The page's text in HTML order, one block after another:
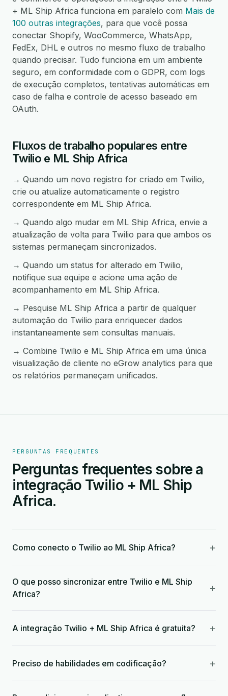
+ ML Ship Africa funciona em paralelo com Mais de
100 outras integrações, para que você possa
conectar Shopify, WooCommerce, WhatsApp,
FedEx, DHL e outros no mesmo fluxo de trabalho
quando precisar. Tudo funciona em um ambiente
seguro, em conformidade com o GDPR, com logs
de execução completos, tentativas automáticas em
caso de falha e controle de acesso baseado em
OAuth.
Fluxos de trabalho populares entre
Twilio e ML Ship Africa
→ Quando um novo registro for criado em Twilio,
crie ou atualize automaticamente o registro
correspondente em ML Ship Africa.
→ Quando algo mudar em ML Ship Africa, envie a
atualização de volta para Twilio para que ambos os
sistemas permaneçam sincronizados.
→ Quando um status for alterado em Twilio,
notifique sua equipe e acione uma ação de
acompanhamento em ML Ship Africa.
→ Pesquise ML Ship Africa a partir de qualquer
automação do Twilio para enriquecer dados
instantaneamente sem consultas manuais.
→ Combine Twilio e ML Ship Africa em uma única
visualização de cliente no eGrow analytics para que
os relatórios permaneçam unificados.
PERGUNTAS FREQUENTES
Perguntas frequentes sobre a
integração Twilio + ML Ship
Africa.
Como conecto o Twilio ao ML Ship Africa? +
O que posso sincronizar entre Twilio e ML Ship
Africa?
+
A integração Twilio + ML Ship Africa é gratuita? +
Preciso de habilidades em codificação? +